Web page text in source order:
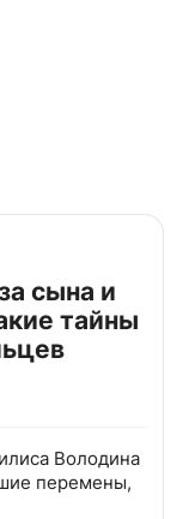
сына и
тайны
Володина
перемены,